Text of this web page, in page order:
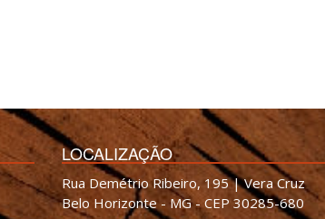
LOCALIZAÇÃO
Rua Demétrio Ribeiro, 195 | Vera Cruz
Belo Horizonte - MG - CEP 30285-680